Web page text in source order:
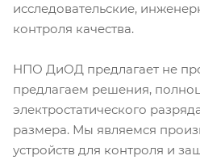
исследовательские,
контроля качества.
НПО ДиОД предлагает не
предлагаем решения,
электростатического
размера. Мы являемся
устройств для контроля и